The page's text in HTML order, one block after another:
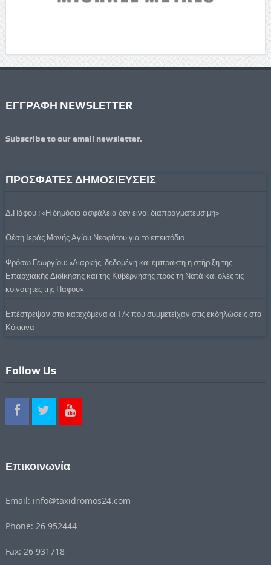
ΕΓΓΡΑΦΗ NEWSLETTER
Subscribe to our email newsletter.
ΠΡΟΣΦΑΤΕΣ ΔΗΜΟΣΙΕΥΣΕΙΣ
Δ.Πάφου : «Η δημόσια ασφάλεια δεν είναι διαπραγματεύσιμη»
Θέση Ιεράς Μονής Αγίου Νεοφύτου για το επεισόδιο
Φρόσω Γεωργίου: «Διαρκής, δεδομένη και έμπρακτη η στήριξη της
Επαρχιακής Διοίκησης και της Κυβέρνησης προς τη Νατά και όλες τις
κοινότητες της Πάφου»
Επέστρεψαν στα κατεχόμενα οι Τ/κ που συμμετείχαν στις εκδηλώσεις στα
Κόκκινα
Follow Us
Επικοινωνία
Email: info@taxidromos24.com
Phone: 26 952444
Fax: 26 931718